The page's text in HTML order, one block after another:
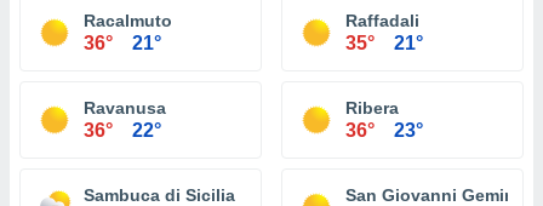
Racalmuto
36° 21°
Raffadali
35° 21°
Ravanusa
36° 22°
Ribera
36° 23°
Sambuca di Sicilia San Giovanni Gemini